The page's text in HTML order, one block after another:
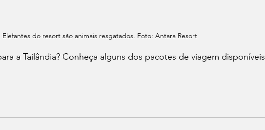
Elefantes do resort são animais resgatados. Foto: Antara Resort
a Tailândia? Conheça alguns dos pacotes de viagem disponíveis